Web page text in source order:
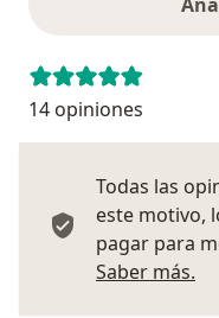
14 opiniones
Todas las
este motivo,
pagar para
Saber más.